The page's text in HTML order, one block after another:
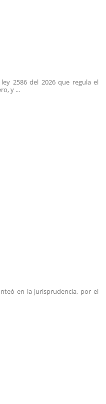
2586 del 2026 que regula el
y ...
en la jurisprudencia, por el